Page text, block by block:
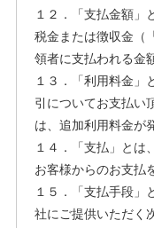
１２．「支払金額」
税金または徴収金（
領者に支払われる金
１３．「利用料金」
引についてお支払い
は、追加利用料金が
１４．「支払」とは
お客様からのお支払
１５．「支払手段」
社にご提供いただく